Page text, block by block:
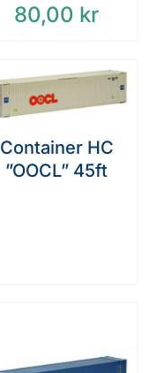
80,00 kr
Container HC
”OOCL” 45ft